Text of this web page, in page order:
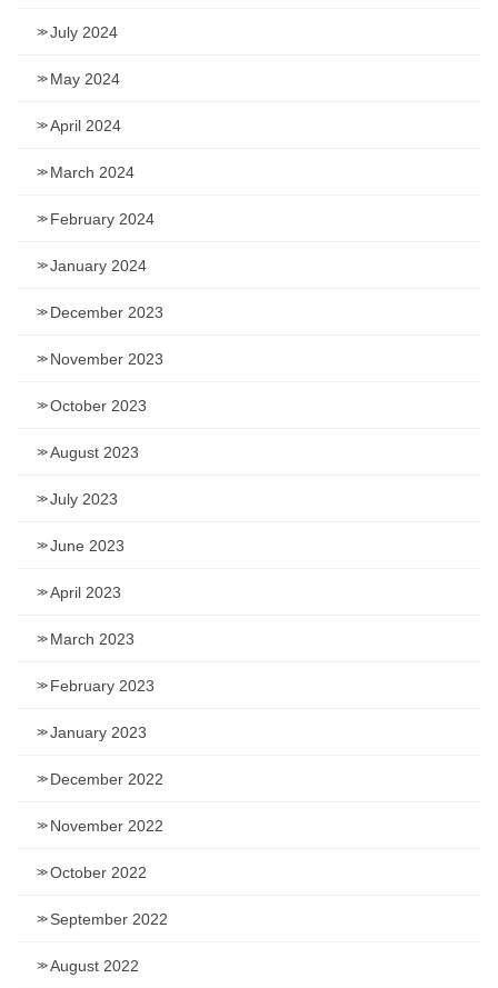
July 2024
May 2024
April 2024
March 2024
February 2024
January 2024
December 2023
November 2023
October 2023
August 2023
July 2023
June 2023
April 2023
March 2023
February 2023
January 2023
December 2022
November 2022
October 2022
September 2022
August 2022